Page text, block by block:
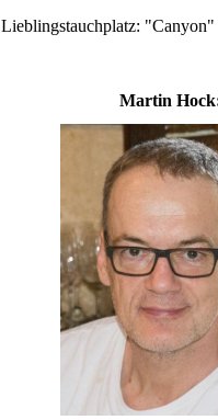
Lieblingstauchplatz:
Martin